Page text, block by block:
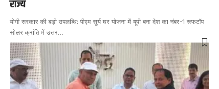
राज्य
योगी सरकार की बड़ी उपलब्धि: पीएम सूर्य घर योजना में यूपी बना देश का नंबर-1 रूफटॉप
सोलर क्रांति में उत्तर…